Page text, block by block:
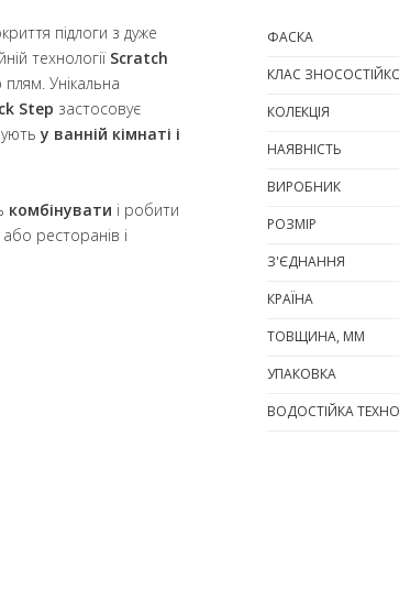
підлоги з дуже
технології Scratch
Унікальна
Step застосовує
у ванній кімнаті і
комбінувати і робити
або ресторанів і
ФАСКА
КЛАС
КОЛЕКЦІЯ
НАЯВНІСТЬ
ВИРОБНИК
РОЗМІР
З'ЄДНАННЯ
КРАЇНА
ТОВЩИНА, ММ
УПАКОВКА
ВОДОСТІЙКА